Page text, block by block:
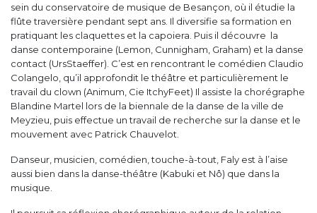
sein du conservatoire de musique de Besançon, où il étudie la
flûte traversière pendant sept ans. Il diversifie sa formation en
pratiquant les claquettes et la capoiera. Puis il découvre la
danse contemporaine (Lemon, Cunnigham, Graham) et la danse
contact (UrsStaeffer). C’est en rencontrant le comédien Claudio
Colangelo, qu’il approfondit le théâtre et particulièrement le
travail du clown (Animum, Cie ItchyFeet) Il assiste la chorégraphe
Blandine Martel lors de la biennale de la danse de la ville de
Meyzieu, puis effectue un travail de recherche sur la danse et le
mouvement avec Patrick Chauvelot.
Danseur, musicien, comédien, touche-à-tout, Faly est à l’aise
aussi bien dans la danse-théâtre (Kabuki et Nô) que dans la
musique.